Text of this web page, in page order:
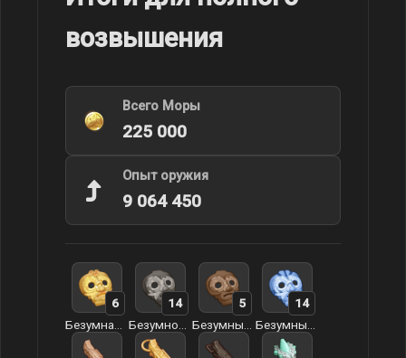
возвышения
Всего Моры
225 000
Опыт оружия
9 064 450
6
14
5
14